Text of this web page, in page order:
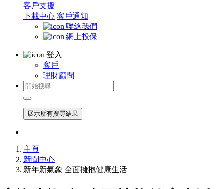
客戶支援
下載中心 客戶通知
聯絡我們
網上投保
登入
客戶
理財顧問
展示所有搜尋結果
主頁
新聞中心
新年新氣象 全面擁抱健康生活